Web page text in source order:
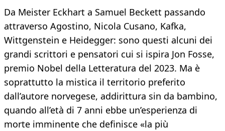
Da Meister Eckhart a Samuel Beckett passando
attraverso Agostino, Nicola Cusano, Kafka,
Wittgenstein e Heidegger: sono questi alcuni dei
grandi scrittori e pensatori cui si ispira Jon Fosse,
premio Nobel della Letteratura del 2023. Ma è
soprattutto la mistica il territorio preferito
dall’autore norvegese, addirittura sin da bambino,
quando all’età di 7 anni ebbe un’esperienza di
morte imminente che definisce «la più